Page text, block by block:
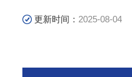
更新时间： 2025-08-04